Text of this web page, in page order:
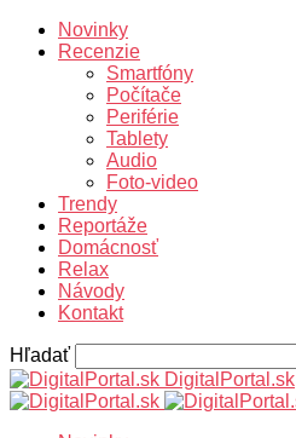
Novinky
Recenzie
Smartfóny
Počítače
Periférie
Tablety
Audio
Foto-video
Trendy
Reportáže
Domácnosť
Relax
Návody
Kontakt
Hľadať
DigitalPortal.sk